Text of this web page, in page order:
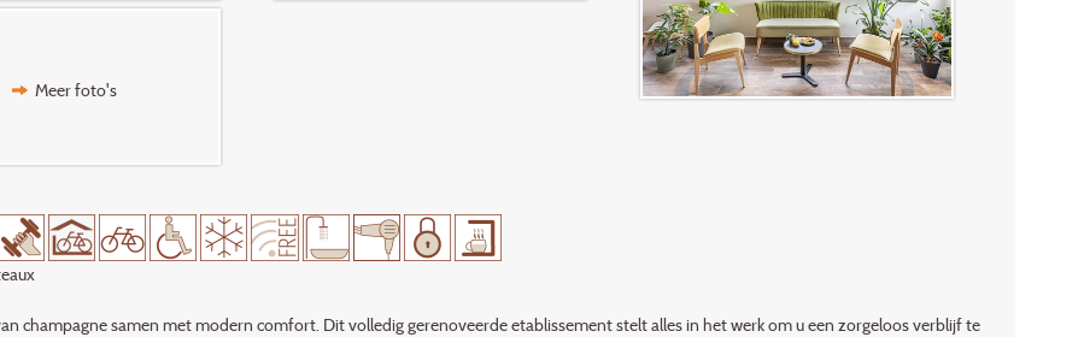
Meer foto's
champagne samen met modern comfort. Dit volledig gerenoveerde etablissement stelt alles in het werk om u een zorgeloos verblijf te